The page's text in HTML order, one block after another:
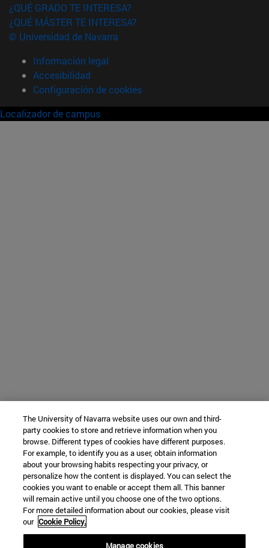
¿QUÉ GRADO TE INTERESA?
¿QUÉ MÁSTER TE INTERESA?
© Universidad de Navarra
Información legal
Accesibilidad
Configuración de cookies
Localizador de campus
The University of Navarra website uses our own and third-
party cookies to store and retrieve information when you
browse. Different types of cookies have different purposes.
For example, to identify you as a user, obtain information
about your browsing habits respecting your privacy, or
personalize how the content is displayed. You can select the
cookies you want to enable or accept them all. This banner
will remain active until you choose one of the two options.
For more detailed information about our cookies, please visit
our Cookie Policy.
Manage cookies